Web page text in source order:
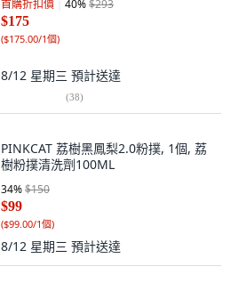
首購折扣價 40%$293
$175
($175.00/1個)
8/12 星期三 預計送達
(38)
PINKCAT 荔樹黑鳳梨2.0粉撲, 1個, 荔
樹粉撲清洗劑100ML
34%$150
$99
($99.00/1個)
8/12 星期三 預計送達